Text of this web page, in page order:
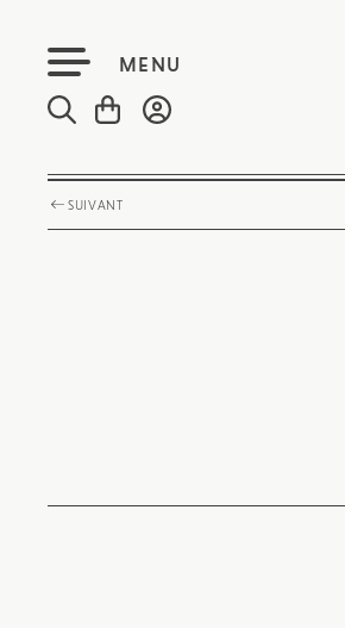
MENU
SUIVANT